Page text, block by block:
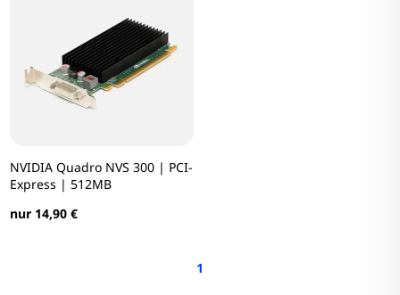
NVIDIA Quadro NVS 300 | PCI-
Express | 512MB
nur 14,90 €
1